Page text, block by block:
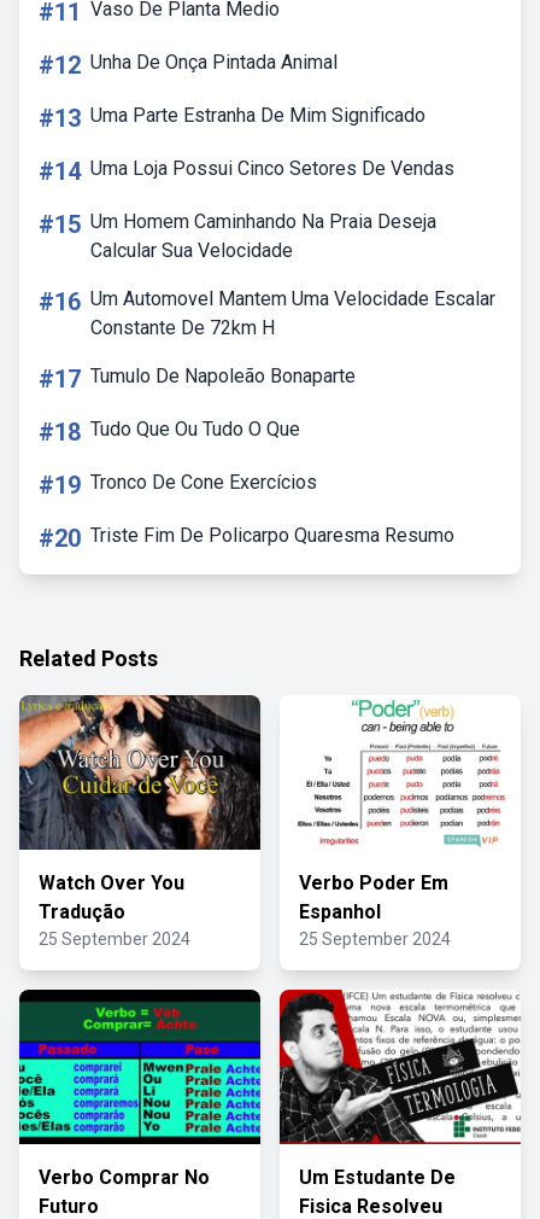
#11 Vaso De Planta Medio
#12 Unha De Onça Pintada Animal
#13 Uma Parte Estranha De Mim Significado
#14 Uma Loja Possui Cinco Setores De Vendas
#15 Um Homem Caminhando Na Praia Deseja
Calcular Sua Velocidade
#16 Um Automovel Mantem Uma Velocidade Escalar
Constante De 72km H
#17 Tumulo De Napoleão Bonaparte
#18 Tudo Que Ou Tudo O Que
#19 Tronco De Cone Exercícios
#20 Triste Fim De Policarpo Quaresma Resumo
Related Posts
Watch Over You
Tradução
25 September 2024
Verbo Poder Em
Espanhol
25 September 2024
Verbo Comprar No
Futuro
Um Estudante De
Fisica Resolveu